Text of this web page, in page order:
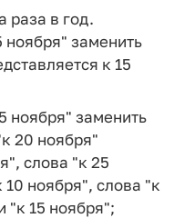
раза в год.
ноября" заменить
к 15
ноября" заменить
20 ноября"
слова "к 25
ноября", слова "к
"к 15 ноября";